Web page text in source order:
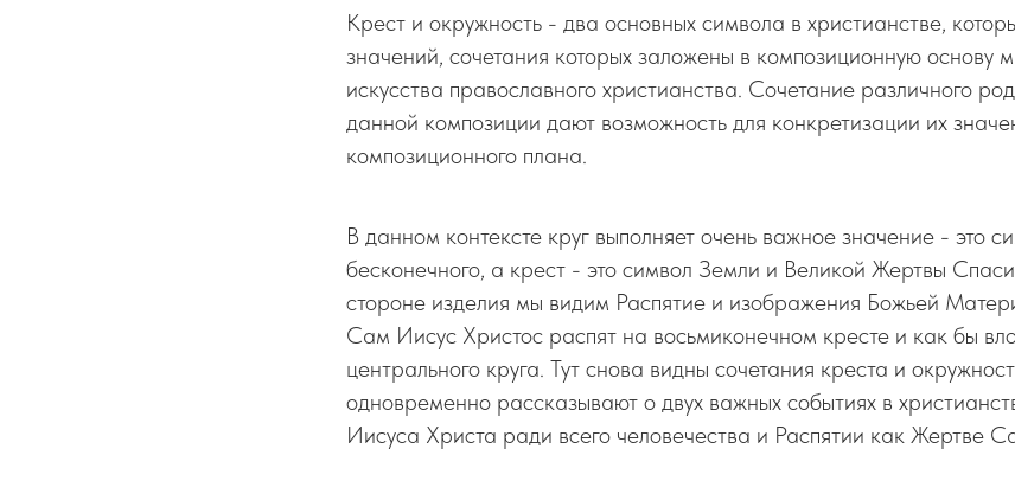
Крест и окружность - два основных символа в христианстве,
значений, сочетания которых заложены в композиционную основу
искусства православного христианства. Сочетание различного
данной композиции дают возможность для конкретизации их
композиционного плана.
В данном контексте круг выполняет очень важное значение - это
бесконечного, а крест - это символ Земли и Великой Жертвы
стороне изделия мы видим Распятие и изображения Божьей
Сам Иисус Христос распят на восьмиконечном кресте и как бы
центрального круга. Тут снова видны сочетания креста и
одновременно рассказывают о двух важных событиях в
Иисуса Христа ради всего человечества и Распятии как Жертве